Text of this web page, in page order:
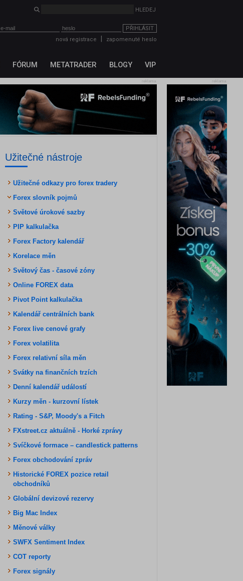
PŘIHLÁSIT
nová registrace
zapomenuté heslo
FÓRUM METATRADER BLOGY VIP
reklama
reklama
Užitečné nástroje
Užitečné odkazy pro forex tradery
Forex slovník pojmů
Světové úrokové sazby
PIP kalkulačka
Forex Factory kalendář
Korelace měn
Světový čas - časové zóny
Online FOREX data
Pivot Point kalkulačka
Kalendář centrálních bank
Forex live cenové grafy
Forex volatilita
Forex relativní síla měn
Svátky na finančních trzích
Denní kalendář událostí
Kurzy měn - kurzovní lístek
Rating - S&P, Moody's a Fitch
FXstreet.cz aktuálně - Horké zprávy
Svíčkové formace – candlestick patterns
Forex obchodování zpráv
Historické FOREX pozice retail
obchodníků
Globální devizové rezervy
Big Mac Index
Měnové války
SWFX Sentiment Index
COT reporty
Forex signály